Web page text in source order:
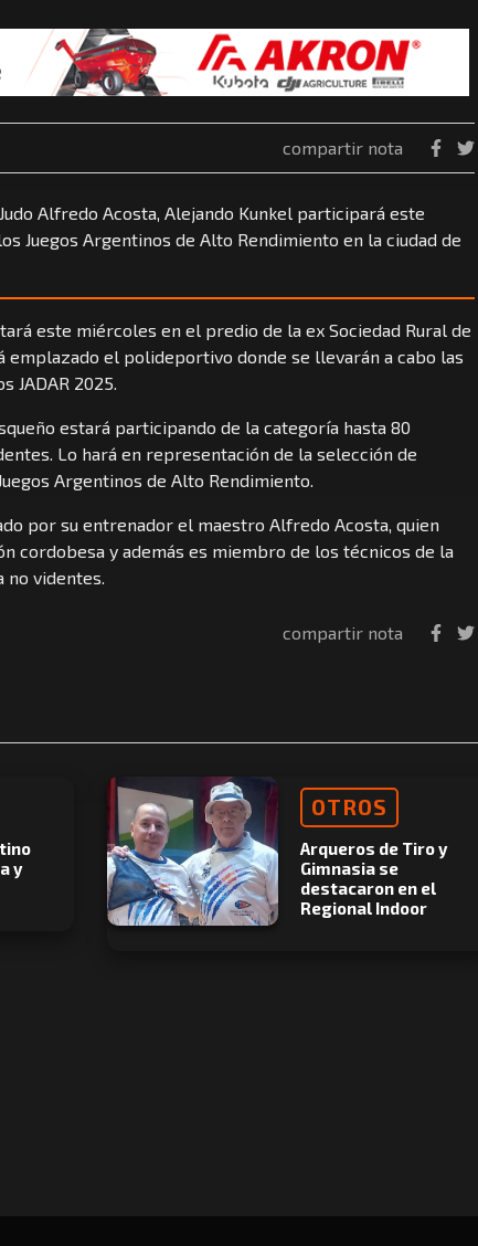
compartir nota
Alfredo Acosta, Alejando Kunkel participará este
Juegos Argentinos de Alto Rendimiento en la ciudad de
este miércoles en el predio de la ex Sociedad Rural de
emplazado el polideportivo donde se llevarán a cabo las
JADAR 2025.
estará participando de la categoría hasta 80
Lo hará en representación de la selección de
Argentinos de Alto Rendimiento.
por su entrenador el maestro Alfredo Acosta, quien
cordobesa y además es miembro de los técnicos de la
no videntes.
compartir nota
y
OTROS
Arqueros de Tiro y
Gimnasia se
destacaron en el
Regional Indoor